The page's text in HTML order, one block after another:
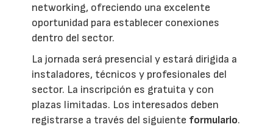
networking, ofreciendo una excelente
oportunidad para establecer conexiones
dentro del sector.
La jornada será presencial y estará dirigida a
instaladores, técnicos y profesionales del
sector. La inscripción es gratuita y con
plazas limitadas. Los interesados deben
registrarse a través del siguiente formulario.